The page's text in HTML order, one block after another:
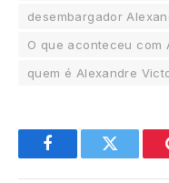
desembargador
O que aconteceu com
quem é Alexandre
FacebookTwitter